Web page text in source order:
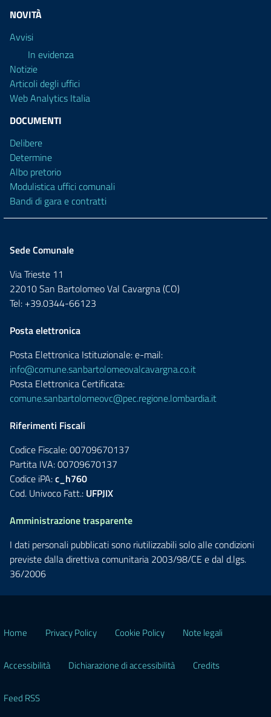
NOVITÀ
Avvisi
In evidenza
Notizie
Articoli degli uffici
Web Analytics Italia
DOCUMENTI
Delibere
Determine
Albo pretorio
Modulistica uffici comunali
Bandi di gara e contratti
Sede Comunale
Via Trieste 11
22010 San Bartolomeo Val Cavargna (CO)
Tel: +39.0344-66123
Posta elettronica
Posta Elettronica Istituzionale: e-mail:
info@comune.sanbartolomeovalcavargna.co.it
Posta Elettronica Certificata:
comune.sanbartolomeovc@pec.regione.lombardia.it
Riferimenti Fiscali
Codice Fiscale: 00709670137
Partita IVA: 00709670137
Codice iPA:c_h760
Cod. Univoco Fatt.: UFPJIX
Amministrazione trasparente
I dati personali pubblicati sono riutilizzabili solo alle condizioni
previste dalla direttiva comunitaria 2003/98/CE e dal d.lgs.
36/2006
Home Privacy Policy Cookie Policy Note legali
Accessibilità Dichiarazione di accessibilità Credits
Feed RSS